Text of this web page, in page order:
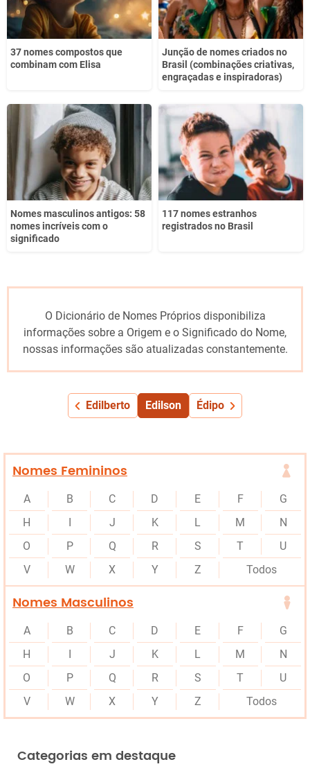
37 nomes compostos que
combinam com Elisa
Junção de nomes criados no
Brasil (combinações criativas,
engraçadas e inspiradoras)
Nomes masculinos antigos: 58
nomes incríveis com o
significado
117 nomes estranhos
registrados no Brasil
O Dicionário de Nomes Próprios disponibiliza
informações sobre a Origem e o Significado do Nome,
nossas informações são atualizadas constantemente.
Edilberto Edilson Édipo
Nomes Femininos
A B C D E F
G
H
J K L M
N
O
P Q R S T
U
V
W X Y Z Todos
Nomes Masculinos
A B C D E F
G
H
J K L M
N
O
P Q R S T
U
V
W X Y Z Todos
Categorias em destaque